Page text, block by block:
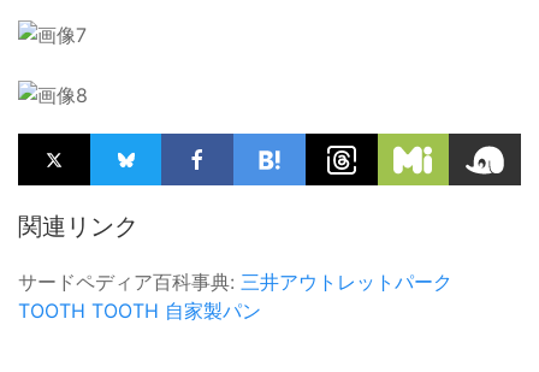
関連リンク
サードペディア百科事典: 三井アウトレットパーク
TOOTH TOOTH 自家製パン